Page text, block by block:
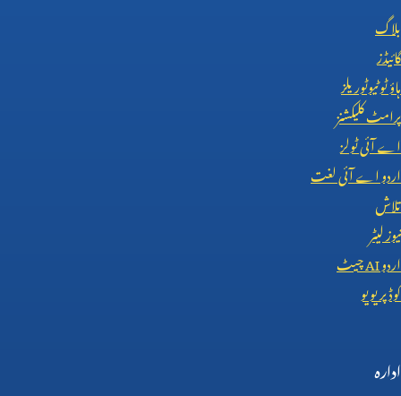
بلاگ
گائیڈز
ہاؤ ٹو ٹیوٹوریلز
پرامٹ کلیکشنز
اے آئی ٹولز
اردو اے آئی لغت
تلاش
نیوز لیٹر
اردوAIچیٹ
کوڈ پریویو
ادارہ